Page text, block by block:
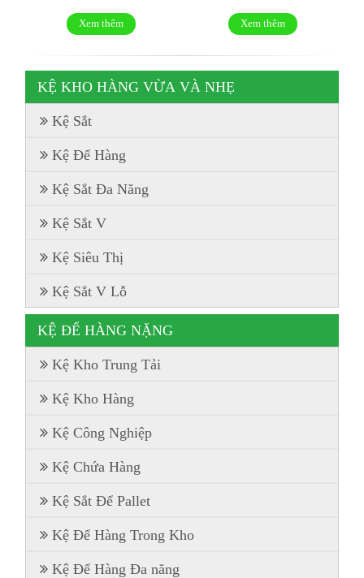
Xem thêm Xem thêm
KỆ KHO HÀNG VỪA VÀ NHẸ
Kệ Sắt
Kệ Để Hàng
Kệ Sắt Đa Năng
Kệ Sắt V
Kệ Siêu Thị
Kệ Sắt V Lỗ
KỆ ĐỂ HÀNG NẶNG
Kệ Kho Trung Tải
Kệ Kho Hàng
Kệ Công Nghiệp
Kệ Chứa Hàng
Kệ Sắt Để Pallet
Kệ Để Hàng Trong Kho
Kệ Để Hàng Đa năng